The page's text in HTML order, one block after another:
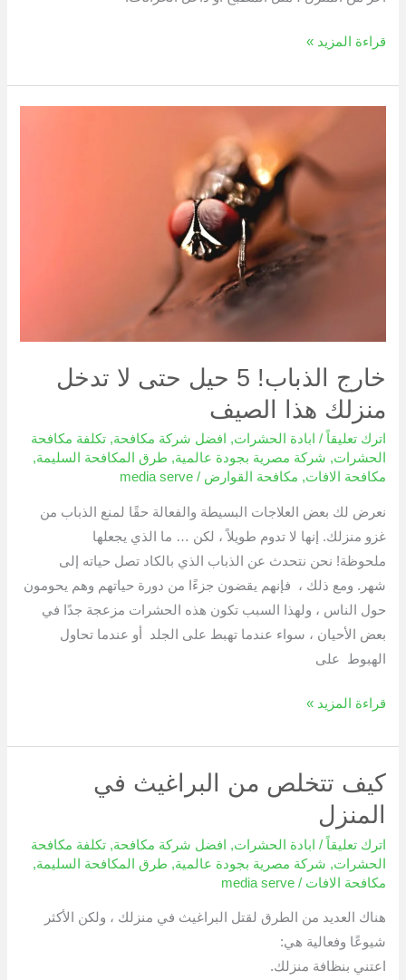
قراءة المزيد »
خارج الذباب! 5 حيل حتى لا تدخل
منزلك هذا الصيف
اترك تعليقاً / ابادة الحشرات, افضل شركة مكافحة,تكلفة مكافحة
الحشرات, شركة مصرية بجودة عالمية, طرق المكافحة السليمة,
مكافحة الافات, مكافحة القوارض /
media serve
نعرض لك بعض العلاجات البسيطة والفعالة حقًا لمنع الذباب من
غزو منزلك. إنها لا تدوم طويلاً ، لكن … ما الذي يجعلها
ملحوظة! نحن نتحدث عن الذباب الذي بالكاد تصل حياته إلى
شهر. ومع ذلك ، فإنهم يقضون جزءًا من دورة حياتهم وهم يحومون
حول الناس ، ولهذا السبب تكون هذه الحشرات مزعجة جدًا في
بعض الأحيان ، سواء عندما تهبط على الجلد أو عندما تحاول
الهبوط على
قراءة المزيد »
كيف تتخلص من البراغيث في
المنزل
اترك تعليقاً / ابادة الحشرات, افضل شركة مكافحة,تكلفة مكافحة
الحشرات, شركة مصرية بجودة عالمية, طرق المكافحة السليمة,
مكافحة الافات /
media serve
هناك العديد من الطرق لقتل البراغيث في منزلك ، ولكن الأكثر
شيوعًا وفعالية هي:
اعتني بنظافة منزلك.
كيف
تتخلص
من
البراغيث
في